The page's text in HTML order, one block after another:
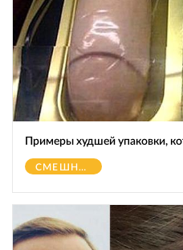
Примеры худшей упаковки,
СМЕШНОЕ